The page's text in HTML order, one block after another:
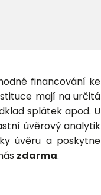
financování ke
mají na určitá
splátek apod. U
úvěrový analytik
úvěru a poskytne
zdarma.